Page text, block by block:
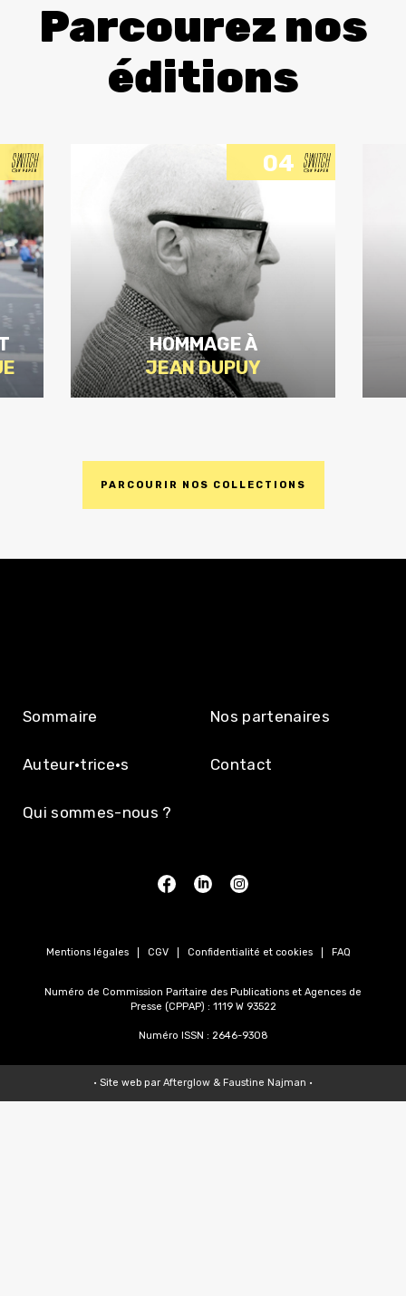
Parcourez nos
éditions
04
HOMMAGE À
JEAN DUPUY
PARCOURIR NOS COLLECTIONS
Sommaire
Auteur·trice·s
Qui sommes-nous ?
Nos partenaires
Contact
Mentions légales CGV Confidentialité et cookies FAQ
Numéro de Commission Paritaire des Publications et Agences de
Presse (CPPAP) : 1119 W 93522
Numéro ISSN : 2646-9308
• Site web par Afterglow & Faustine Najman •